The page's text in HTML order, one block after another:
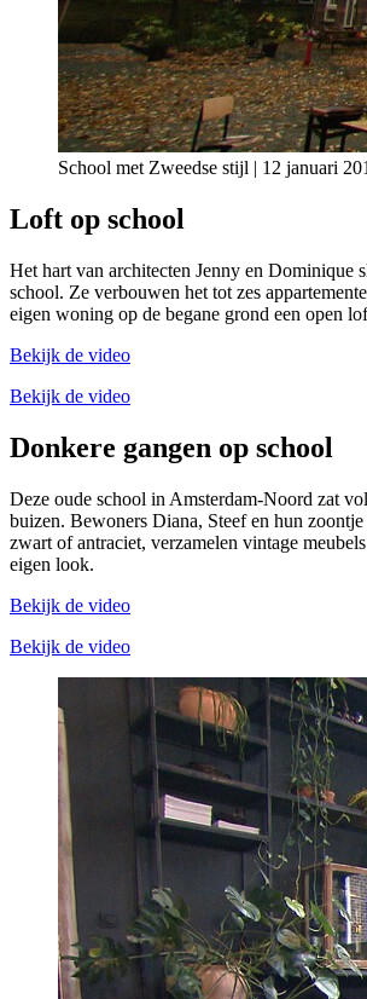
School met Zweedse stijl | 12 januari
Loft op school
Het hart van architecten Jenny en Dominique
school. Ze verbouwen het tot zes
eigen woning op de begane grond een open
Bekijk de video
Bekijk de video
Donkere gangen op school
Deze oude school in Amsterdam-Noord zat
buizen. Bewoners Diana, Steef en hun
zwart of antraciet, verzamelen vintage
eigen look.
Bekijk de video
Bekijk de video